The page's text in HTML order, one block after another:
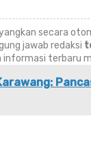
secara
jawab redaksi
terbaru